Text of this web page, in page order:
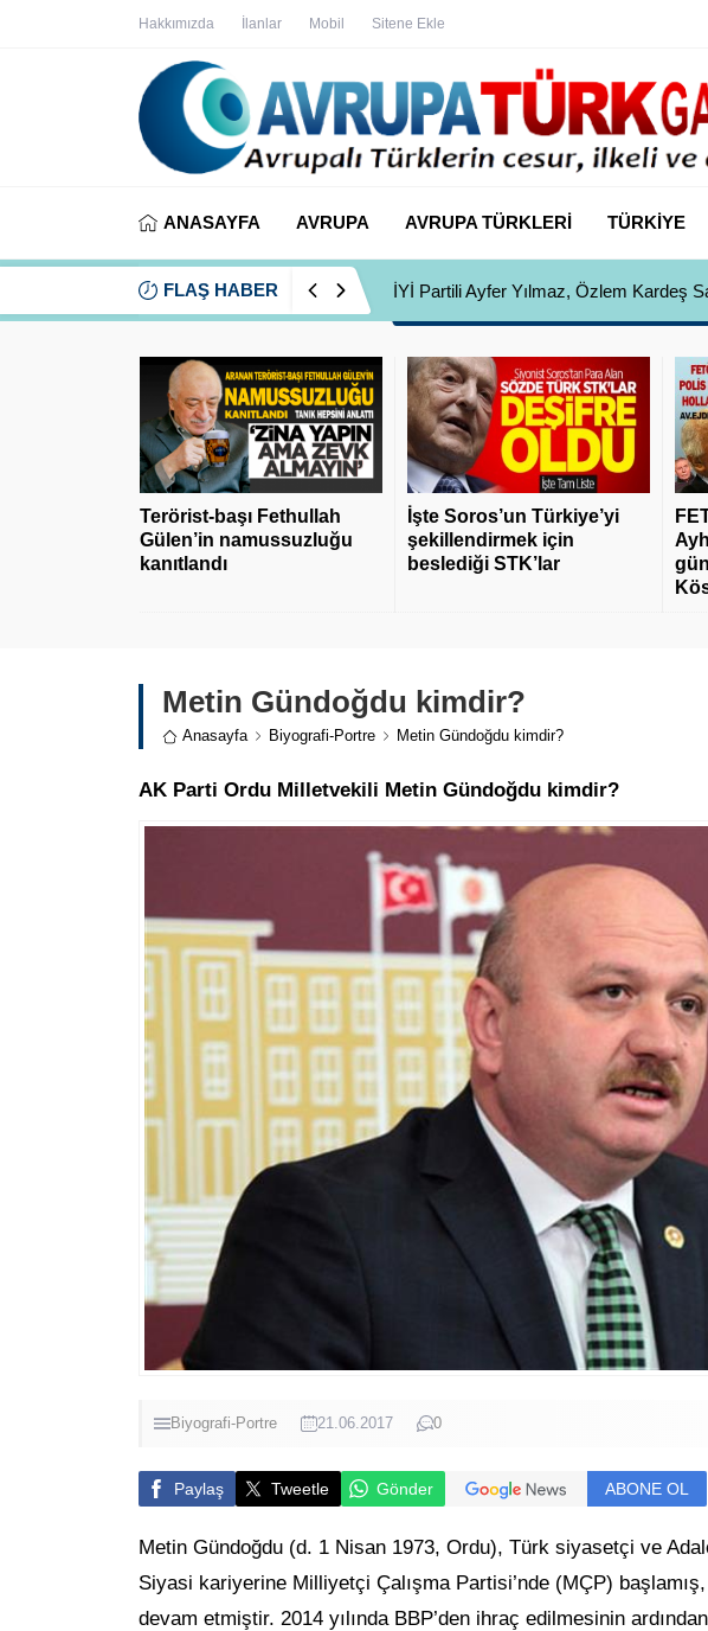
Hakkımızda İlanlar Mobil Sitene Ekle
ANASAYFA AVRUPA AVRUPA TÜRKLERİ TÜRKİYE
FLAŞ HABER İYİ Partili Ayfer Yılmaz, Özlem Kardeş
Terörist-başı Fethullah
Gülen’in namussuzluğu
kanıtlandı
İşte Soros’un Türkiye’yi
şekillendirmek için
beslediği STK’lar
Metin Gündoğdu kimdir?
Anasayfa Biyografi-Portre Metin Gündoğdu kimdir?
AK Parti Ordu Milletvekili Metin Gündoğdu kimdir?
Biyografi-Portre 21.06.2017 0
Paylaş Tweetle Gönder ABONE OL
Metin Gündoğdu (d. 1 Nisan 1973, Ordu), Türk siyasetçi ve
Siyasi kariyerine Milliyetçi Çalışma Partisi’nde (MÇP)
devam etmiştir. 2014 yılında BBP’den ihraç edilmesinin